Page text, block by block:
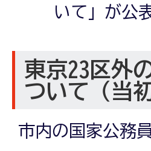
いて」が公
東京23区外
ついて（当
市内の国家公務